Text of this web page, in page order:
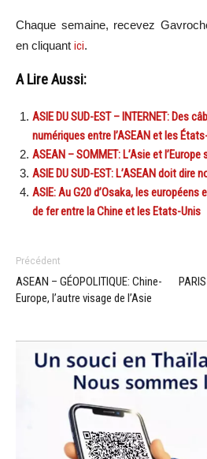
Chaque semaine, recevez
en cliquant ici.
A Lire Aussi:
ASIE DU SUD-EST – INTERNET: Des
numériques entre l’ASEAN et les
ASEAN – SOMMET: L’Asie et
ASIE DU SUD-EST: L’ASEAN doit dire
ASIE: Au G20 d’Osaka, les
de fer entre la Chine et les Etats-Unis
Précédent
ASEAN – GÉOPOLITIQUE: Chine-
Europe, l’autre visage de l’Asie